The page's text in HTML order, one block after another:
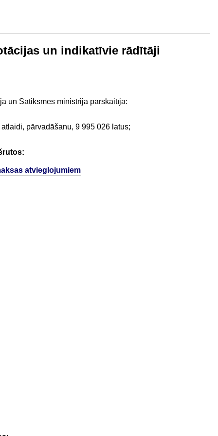
un indikatīvie rādītāji
un Satiksmes ministrija pārskaitīja:
pārvadāšanu, 9 995 026 latus;
atvieglojumiem